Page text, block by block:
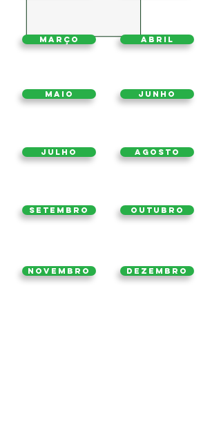
Março Abril
Maio Junho
Julho Agosto
Setembro Outubro
Novembro Dezembro